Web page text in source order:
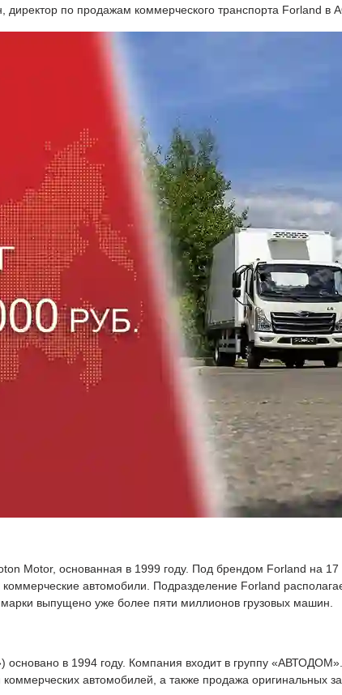
директор по продажам коммерческого транспорта Forland в
Motor, основанная в 1999 году. Под брендом Forland на
автомобили. Подразделение Forland
выпущено уже более пяти миллионов грузовых машин.
в 1994 году. Компания входит в группу
автомобилей, а также продажа оригинальных